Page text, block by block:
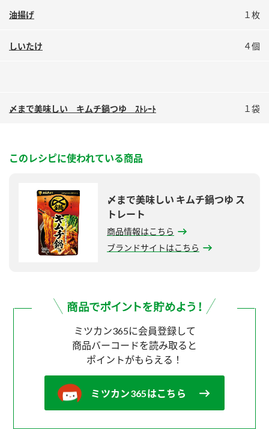
油揚げ １枚
しいたけ ４個
〆まで美味しい キムチ鍋つゆ ｽﾄﾚｰﾄ １袋
このレシピに使われている商品
〆まで美味しい キムチ鍋つゆ ス
トレート
商品情報はこちら
ブランドサイトはこちら
ミツカン365に会員登録して
商品バーコードを読み取ると
ポイントがもらえる！
ミツカン365はこちら